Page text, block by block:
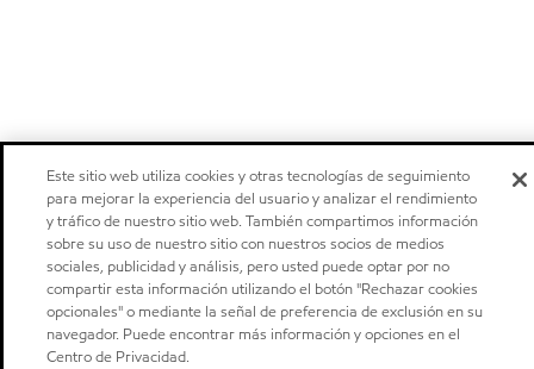
Este sitio web utiliza cookies y otras tecnologías de seguimiento
para mejorar la experiencia del usuario y analizar el rendimiento
y tráfico de nuestro sitio web. También compartimos información
sobre su uso de nuestro sitio con nuestros socios de medios
sociales, publicidad y análisis, pero usted puede optar por no
compartir esta información utilizando el botón "Rechazar cookies
opcionales" o mediante la señal de preferencia de exclusión en su
navegador. Puede encontrar más información y opciones en el
Centro de Privacidad.